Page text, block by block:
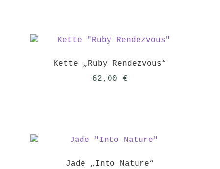
Kette „Ruby Rendezvous“
62,00 €
Jade „Into Nature“